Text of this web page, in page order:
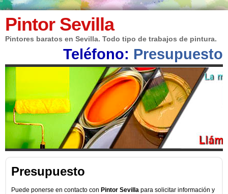
Pintor Sevilla
Pintores baratos en Sevilla. Todo tipo de trabajos de pintura.
Teléfono: Presupuesto
Presupuesto
Puede ponerse en contacto con Pintor Sevilla para solicitar información y